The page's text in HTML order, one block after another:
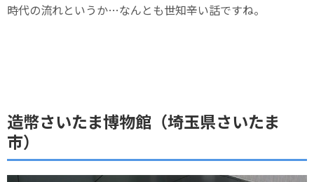
時代の流れというか…なんとも世知辛い話ですね。
造幣さいたま博物館（埼玉県さいたま
市）